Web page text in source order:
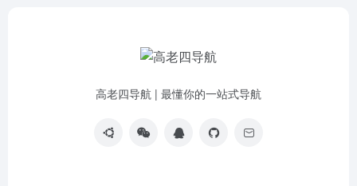
高老四导航 | 最懂你的一站式导航